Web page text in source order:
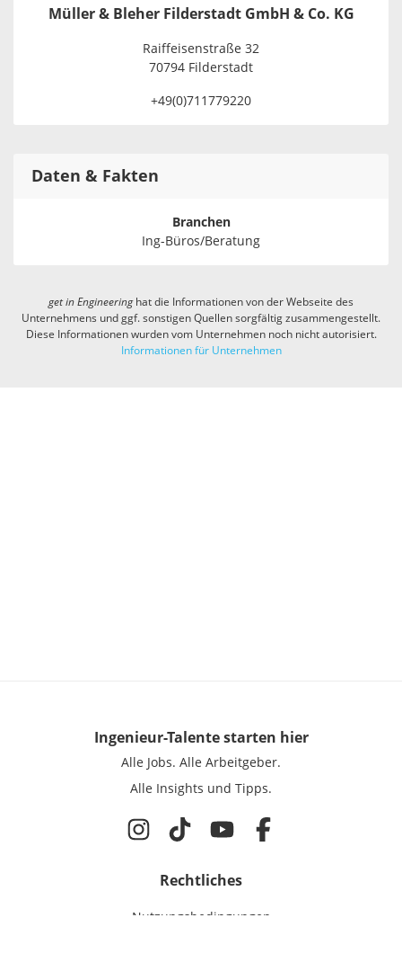
Müller & Bleher Filderstadt GmbH & Co. KG
Raiffeisenstraße 32
70794 Filderstadt
+49(0)711779220
Daten & Fakten
Branchen
Ing-Büros/Beratung
get in Engineeringhat die Informationen von der Webseite des
Unternehmens und ggf. sonstigen Quellen sorgfältig zusammengestellt.
Diese Informationen wurden vom Unternehmen noch nicht autorisiert.
Informationen für Unternehmen
Ingenieur-Talentestarten hier
Alle Jobs. Alle Arbeitgeber.
Alle Insights und Tipps.
Rechtliches
Nutzungsbedingungen